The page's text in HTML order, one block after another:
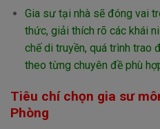
Gia sư tại nhà sẽ đóng vai
thức, giải thích rõ các khái
chế di truyền, quá trình trao
theo từng chuyên đề phù
Tiêu chí chọn gia sư
Phòng